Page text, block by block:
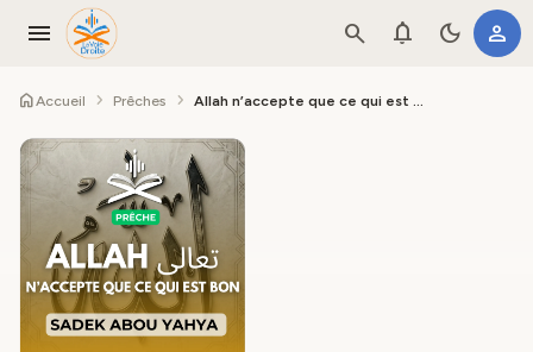
menu search notifications dark_mode person
homeAccueil chevron_right Prêches chevron_right